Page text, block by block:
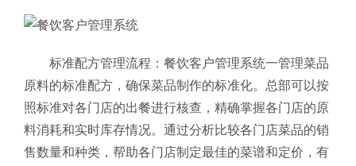
标准配方管理流程：餐饮客户管理系统一管理菜品
原料的标准配方，确保菜品制作的标准化。总部可以按
照标准对各门店的出餐进行核查，精确掌握各门店的原
料消耗和实时库存情况。通过分析比较各门店菜品的销
售数量和种类，帮助各门店制定最佳的菜谱和定价，有